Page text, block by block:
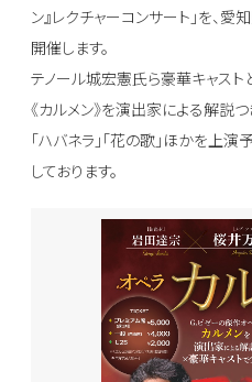
ン』レクチャーコンサート」を、
開催します。
テノール城宏憲氏ら豪華キャスト
《カルメン》を演出家による解説つ
「ハバネラ」「花の歌」ほかを上
しております。